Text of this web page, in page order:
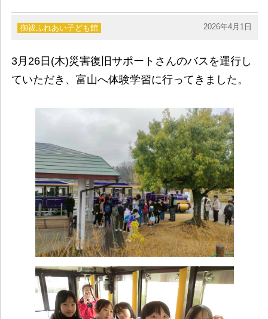
御祓ふれあい子ども館 2026年4月1日
3月26日(木)災害復旧サポートさんのバスを運行し
ていただき、富山へ体験学習に行ってきました。